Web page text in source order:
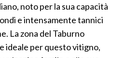
noto per la sua capacità
e intensamente tannici
La zona del Taburno
ideale per questo vitigno,